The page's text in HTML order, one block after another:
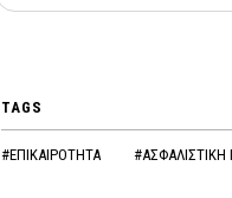
TAGS
#ΕΠΙΚΑΙΡΟΤΗΤΑ #ΑΣΦΑΛΙΣΤΙΚΗ